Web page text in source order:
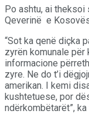
Po ashtu, ai theksoi
Qeverinë e
“Sot ka qenë diçka
zyrën komunale për
informacione
zyre. Ne do t’i
amerikan. I kemi
kushtetuese, por
ndërkombëtarët”,